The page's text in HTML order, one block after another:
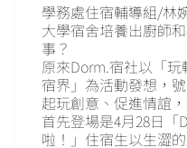
學務處住宿輔導組/林
大學宿舍培養出廚師
事？
原來Dorm.宿社以「
宿界」為活動發想，
起玩創意、促進情誼
首先登場是4月28日「
啦！」住宿生以生澀